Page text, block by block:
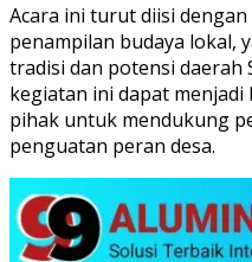
Acara ini turut diisi
penampilan budaya lokal,
tradisi dan potensi daerah
kegiatan ini dapat
pihak untuk mendukung
penguatan peran desa.